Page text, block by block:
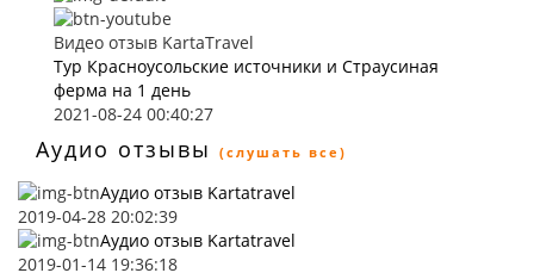
Видео отзыв KartaTravel
Тур Красноусольские источники и Страусиная
ферма на 1 день
2021-08-24 00:40:27
Аудио отзывы (слушать все)
Аудио отзыв Kartatravel
2019-04-28 20:02:39
Аудио отзыв Kartatravel
2019-01-14 19:36:18